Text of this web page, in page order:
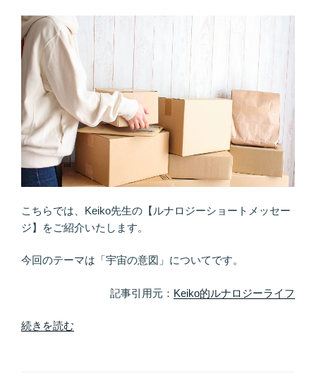
ト”
の
ろ
う
♪
ソ
ウ
ル
メ
イ
ト
に
は
補
欠
い
こちらでは、Keiko先生の【ルナロジーショートメッセー
ジ】をご紹介いたします。
今回のテーマは「宇宙の意図」についてです。
記事引用元： Keiko的ルナロジーライフ
“宇
断
続きを読む